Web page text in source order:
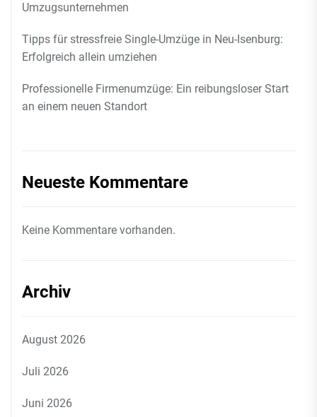
Umzugsunternehmen
Tipps für stressfreie Single-Umzüge in Neu-Isenburg:
Erfolgreich allein umziehen
Professionelle Firmenumzüge: Ein reibungsloser Start
an einem neuen Standort
Neueste Kommentare
Keine Kommentare vorhanden.
Archiv
August 2026
Juli 2026
Juni 2026